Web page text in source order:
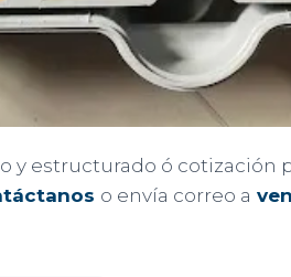
y estructurado ó
o envía correo a